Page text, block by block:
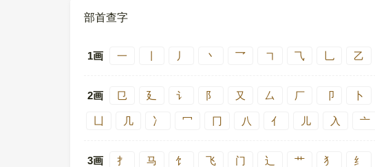
部首查字
1画 一 丿 丶 乛 ㇕ ⺄ 乚 乙
2画 㔾 廴 讠 阝 又 厶 厂 卩 卜
几 冫 冖 冂 八 亻 儿 入 亠
3画 扌 马 饣 飞 门 辶 艹 犭 纟